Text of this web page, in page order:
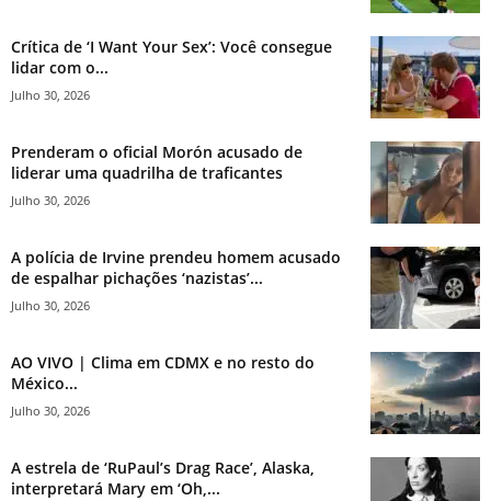
Crítica de ‘I Want Your Sex’: Você consegue
lidar com o...
Julho 30, 2026
Prenderam o oficial Morón acusado de
liderar uma quadrilha de traficantes
Julho 30, 2026
A polícia de Irvine prendeu homem acusado
de espalhar pichações ‘nazistas’...
Julho 30, 2026
AO VIVO | Clima em CDMX e no resto do
México...
Julho 30, 2026
A estrela de ‘RuPaul’s Drag Race’, Alaska,
interpretará Mary em ‘Oh,...